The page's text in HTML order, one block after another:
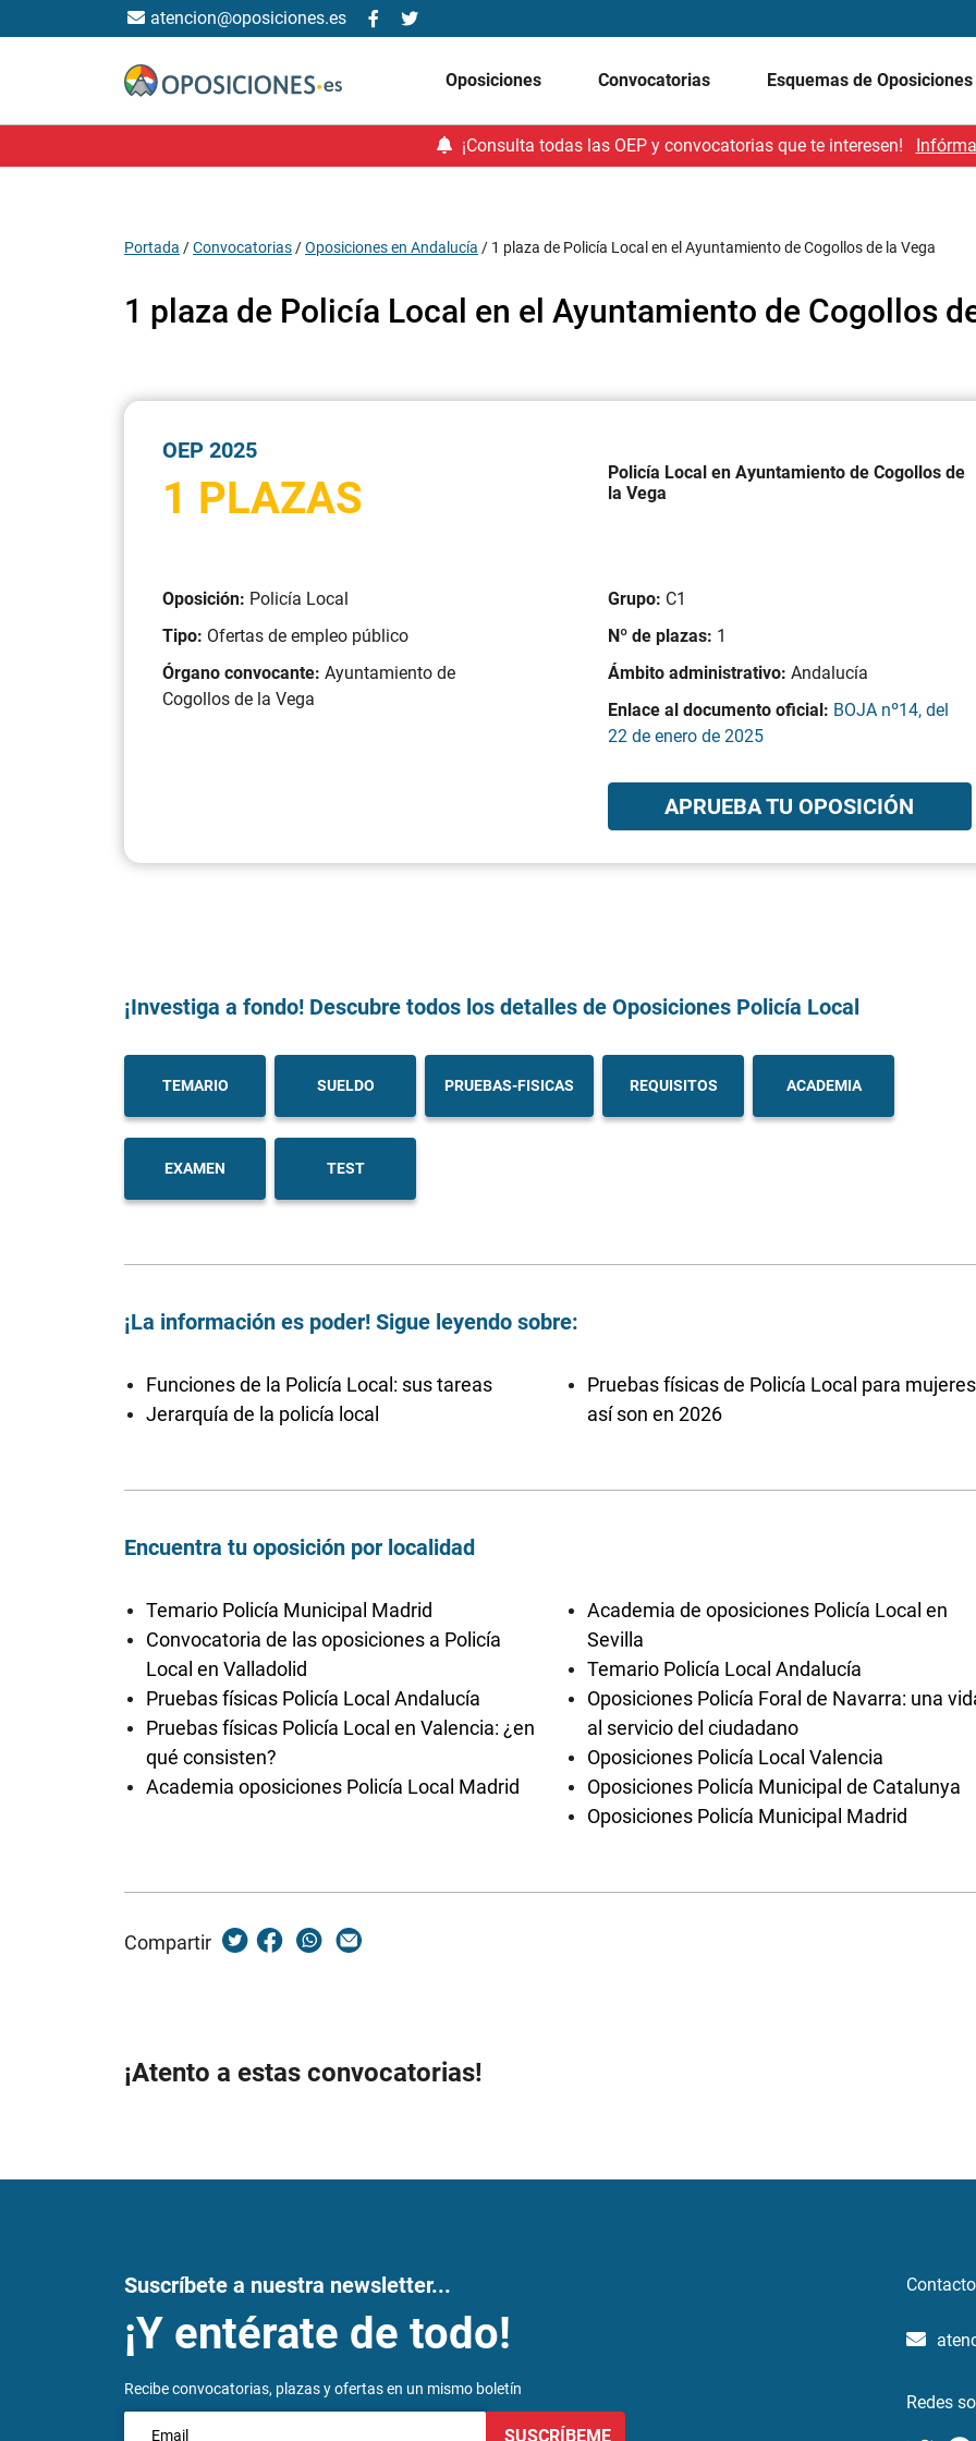
atencion@oposiciones.es
Oposiciones Convocatorias Esquemas de Oposiciones
¡Consulta todas las OEP y convocatorias que te interesen!
Portada /Convocatorias /Oposiciones en Andalucía / 1 plaza de Policía Local en el Ayuntamiento de Cogollos de la Vega
1 plaza de Policía Local en el Ayuntamiento de Cogollos
OEP 2025
1 PLAZAS
Policía Local en Ayuntamiento de Cogollos de
la Vega
Oposición: Policía Local
Tipo: Ofertas de empleo público
Órgano convocante: Ayuntamiento de
Cogollos de la Vega
Grupo: C1
Nº de plazas: 1
Ámbito administrativo: Andalucía
Enlace al documento oficial: BOJA nº14, del
22 de enero de 2025
APRUEBA TU OPOSICIÓN
¡Investiga a fondo! Descubre todos los detalles de Oposiciones Policía Local
TEMARIO SUELDO PRUEBAS-FISICAS REQUISITOS ACADEMIA
EXAMEN TEST
¡La información es poder! Sigue leyendo sobre:
Funciones de la Policía Local: sus tareas
Jerarquía de la policía local
Pruebas físicas de Policía Local para
así son en 2026
Encuentra tu oposición por localidad
Temario Policía Municipal Madrid
Convocatoria de las oposiciones a Policía
Local en Valladolid
Pruebas físicas Policía Local Andalucía
Pruebas físicas Policía Local en Valencia: ¿en
qué consisten?
Academia oposiciones Policía Local Madrid
Academia de oposiciones Policía Local en
Sevilla
Temario Policía Local Andalucía
Oposiciones Policía Foral de Navarra: una
al servicio del ciudadano
Oposiciones Policía Local Valencia
Oposiciones Policía Municipal de Catalunya
Oposiciones Policía Municipal Madrid
Compartir
¡Atento a estas convocatorias!
Suscríbete a nuestra newsletter...
¡Y entérate de todo!
Recibe convocatorias, plazas y ofertas en un mismo boletín
SUSCRÍBEME
Redes